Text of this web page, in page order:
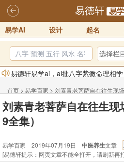
易德轩 易
易学AI 设计 起名
易德轩易学ai，ai批八字紫微命理相
体验！！
2025-07-01
易德轩网重构及升能完成，欢迎大家
2025-07-01
订！！
2025-10-01
2026丙午年铁笔居士精批年运说明
首页 > 易学百家 > 刘素青老菩萨自在往生现
（1-9全集）
刘素青老菩萨自在往生
9全集）
易学百家 2019年07月19日 中医养生文章
[易德轩提示：网页文章不能全打开，请刷新再